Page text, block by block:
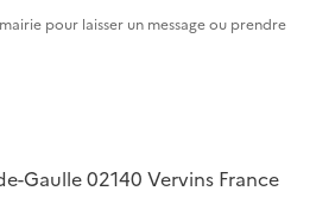
pour laisser un message ou prendre
Gaulle02140 Vervins France